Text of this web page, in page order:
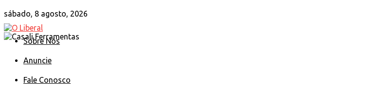
sábado, 8 agosto, 2026
Sobre Nós
Anuncie
Fale Conosco